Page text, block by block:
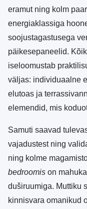
eramut ning kolm
energiaklassiga
soojustagastusega
päikesepaneelid.
iseloomustab
väljas: individuaalne
elutoas ja
elemendid, mis
Samuti saavad
vajadustest ning
ning kolme
bedroomis on
duširuumiga. Muttiku
kinnisvara omanikud